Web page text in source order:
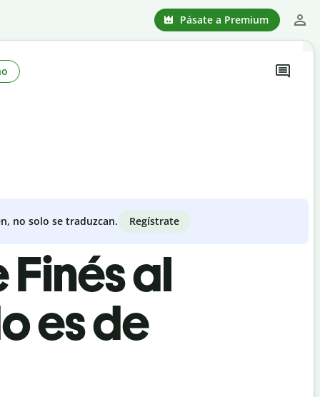
Pásate a Premium
no solo se traduzcan. Regístrate
al
es de